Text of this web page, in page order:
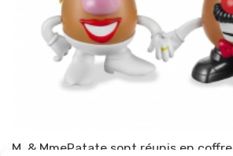
M. & MmePatate sont réunis en